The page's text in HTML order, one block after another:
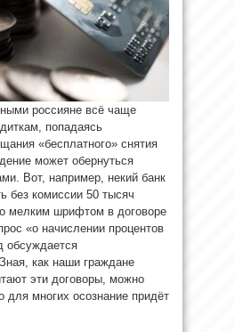
россияне всё чаще
попадаясь
«бесплатного» снятия
может обернуться
Вот, например, некий банк
без комиссии 50 тысяч
мелким шрифтом в договоре
«о начислении процентов
обсуждается
как наши граждане
эти договоры, можно
для многих осознание придёт